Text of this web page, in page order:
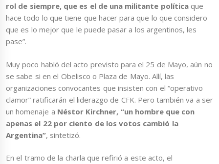
rol de siempre, que es el de una militante políticaque
hace todo lo que tiene que hacer para que lo que considero
que es lo mejor que le puede pasar a los argentinos, les
pase”.
Muy poco habló del acto previsto para el 25 de Mayo, aún no
se sabe si en el Obelisco o Plaza de Mayo. Allí, las
organizaciones convocantes que insisten con el “operativo
clamor” ratificarán el liderazgo de CFK. Pero también va a ser
un homenaje a Néstor Kirchner, “un hombre que con
apenas el 22 por ciento de los votos cambió la
Argentina”, sintetizó.
En el tramo de la charla que refirió a este acto, el